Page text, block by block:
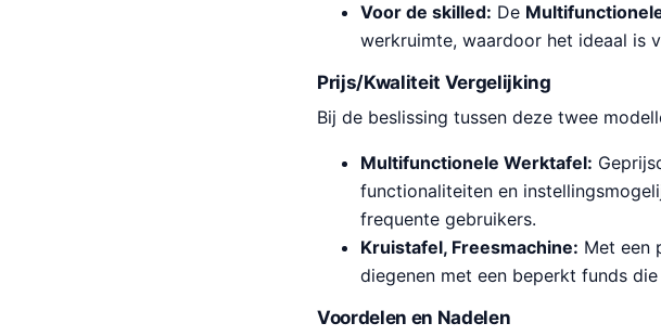
Voor de skilled: De
werkruimte, waardoor het ideaal is
Prijs/Kwaliteit Vergelijking
Bij de beslissing tussen deze twee
Multifunctionele Werktafel:
functionaliteiten en
frequente gebruikers.
Kruistafel, Freesmachine: Met een
diegenen met een beperkt funds
Voordelen en Nadelen